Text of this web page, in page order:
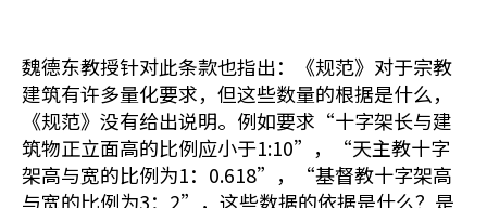
魏德东教授针对此条款也指出：《规范》对于宗教
建筑有许多量化要求，但这些数量的根据是什么，
《规范》没有给出说明。例如要求“十字架长与建
筑物正立面高的比例应小于1:10”，“天主教十字
架高与宽的比例为1：0.618”，“基督教十字架高
与宽的比例为3：2”，这些数据的依据是什么？是